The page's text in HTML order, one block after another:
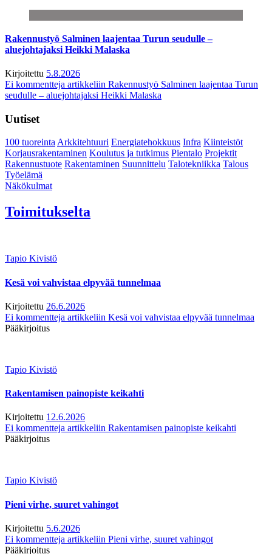
Rakennustyö Salminen laajentaa Turun seudulle –
aluejohtajaksi Heikki Malaska
Kirjoitettu 5.8.2026
Ei kommentteja artikkeliin Rakennustyö Salminen laajentaa Turun
seudulle – aluejohtajaksi Heikki Malaska
Uutiset
100 tuoreintaArkkitehtuuri Energiatehokkuus Infra Kiinteistöt
Korjausrakentaminen Koulutus ja tutkimus Pientalo Projektit
Rakennustuote Rakentaminen Suunnittelu Talotekniikka Talous
Työelämä
Näkökulmat
Toimitukselta
Tapio Kivistö
Kesä voi vahvistaa elpyvää tunnelmaa
Kirjoitettu 26.6.2026
Ei kommentteja artikkeliin Kesä voi vahvistaa elpyvää tunnelmaa
Pääkirjoitus
Tapio Kivistö
Rakentamisen painopiste keikahti
Kirjoitettu 12.6.2026
Ei kommentteja artikkeliin Rakentamisen painopiste keikahti
Pääkirjoitus
Tapio Kivistö
Pieni virhe, suuret vahingot
Kirjoitettu 5.6.2026
Ei kommentteja artikkeliin Pieni virhe, suuret vahingot
Pääkirjoitus